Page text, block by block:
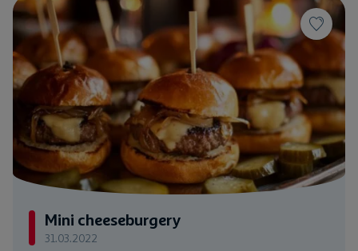
Mini cheeseburgery
31.03.2022